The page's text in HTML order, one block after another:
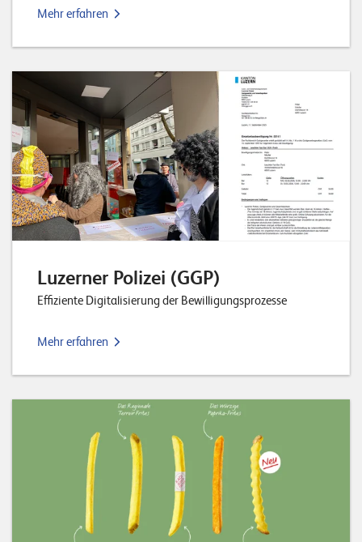
Mehr erfahren
Luzerner Polizei (GGP)
Effiziente Digitalisierung der Bewilligungsprozesse
Mehr erfahren